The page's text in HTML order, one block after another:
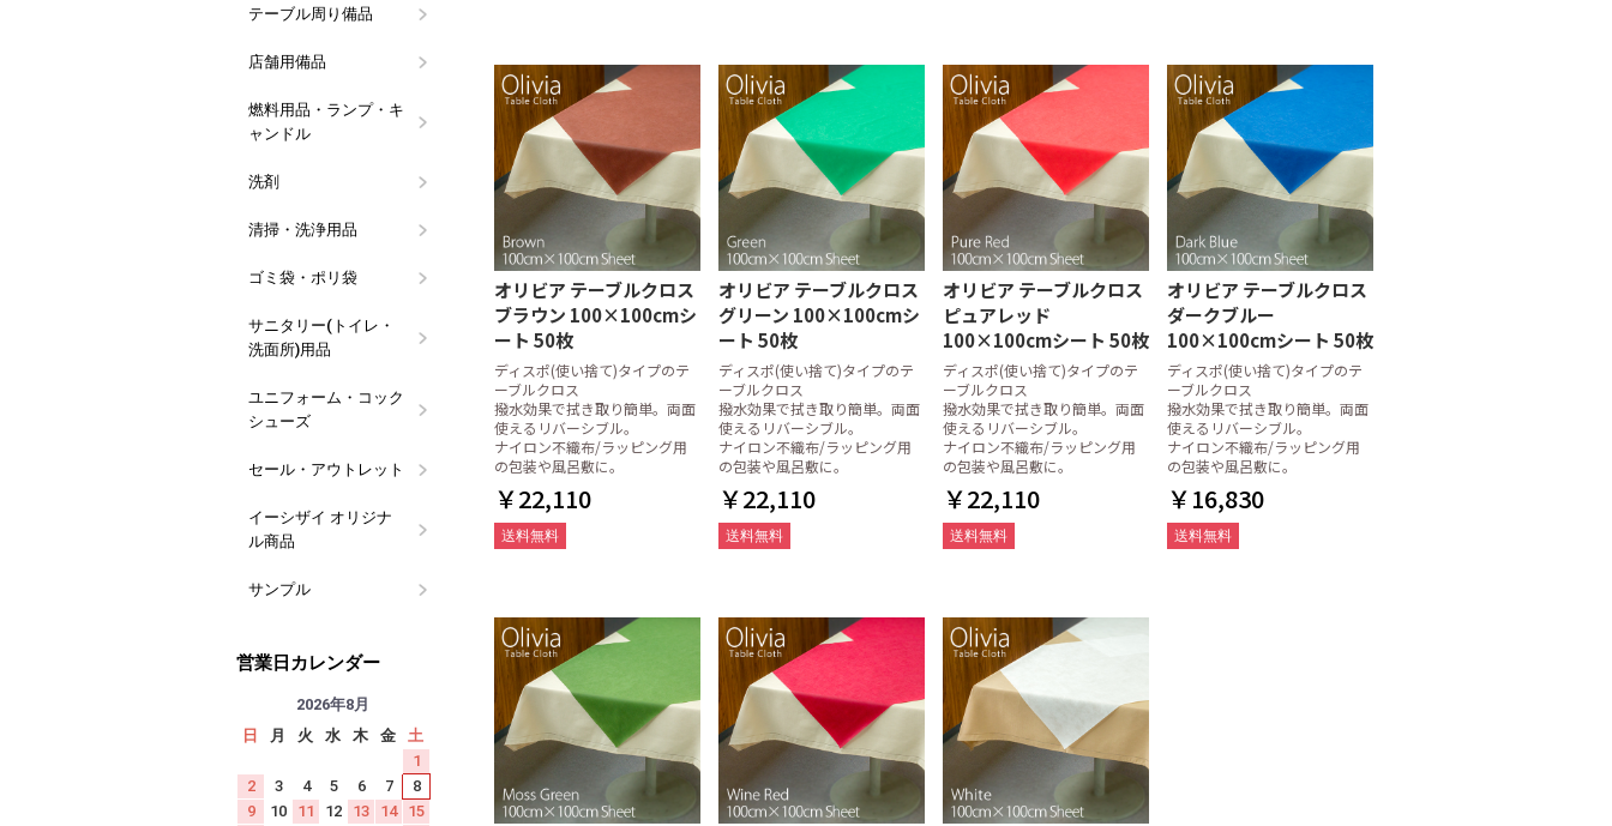
テーブル周り備品
店舗用備品 アロマディフューザー
防災用品 簡易トイレ
からだ拭き
その他店舗用備品 KASAケース
ロールポリ用器具
バッグケース・クロークバ
スケット
その他
燃料用品・ランプ・キ
ャンドル
カセットボンベ・カセット
コンロ
レインボーオイル
オイルランプ
キャンドル類 LEDライト
炭・炭用備品
火起こし・火消し壷・火バ
サミ
焼き網
固形燃料(カエン)・関連備
固形燃料少量パック販売
固形燃料ケース販売
固形燃料(カエン)用備品
ガスバーナー・着火用ライ
オイルランプセット
液体燃料(ヒートエース)・
関連備品
洗剤 食器用洗剤
食器洗浄機用洗剤 液体(リキッド)タイプ
粉末・固形タイプ
乾燥仕上剤(リンス剤)
油汚れ洗剤
除菌・漂白剤
アルコール製剤
厨房用アルコール(食品添加
物タイプ)
便座除菌用アルコール
手指用アルコール
衣料・バス用洗剤 液体洗濯洗剤
粉末洗濯洗剤
お風呂用洗剤
トイレ用洗剤
ハンドソープ
その他用途別洗剤 店舗用洗剤
ガラスクリーナー
パイプクリーナー
消臭剤
クレンザー
金属用洗剤・磨き
その他
ブランド(メーカー) 花王
ライオン
ニイタカ
サラヤ
ミツエイ
イースタイル
その他メーカー
つめかえ容器
イーシザイオリジナル洗剤
ウイルス対策 手指消毒用アルコール
エタノール製剤(60vol%以
上)
拭き取り・洗浄
空ボトル・スタンド他
清掃・洗浄用品 スポンジ類
張り合わせウレタンスポン
ネットスポンジ・ゴッシュ
たわし
不織布たわし
布たわし
パームたわし
金たわし
その他のたわし
カウンタークロス
ウエス・タオル
グリストラップ・廃油処理
その他 清掃・洗浄用品
ゴミ袋・ポリ袋 業務用100枚BOXタイプ 45リットル
70リットル
90リットル
10枚パックタイプ 20リットル
30リットル
45リットル
70リットル
90リットル
その他(80リットル/100リッ
トル以上)
その他のゴミ袋・ポリ袋
レジバッグ・ランチバッグ レジバッグ
HDポリ袋(紐付)
フクロール(ロールポリ袋)
サニタリー(トイレ・
洗面所)用品
ペーパータオル 中判 (レギュラー)
小判 (エコノミー)
大判
ペーパータオル・ティッシ
ュホルダー
中判 (レギュラー)
小判 (エコノミー)
中判小判兼用タイプ
トイレットペーパー
便座クリーナー・シートペ
パウダールームグッズ
ハンドソープ・手指用アル
ハンドソープ
手指用アルコール
トイレ掃除用品・備品 トイレクリーナーシート
トイレブラシ
トイレ用備品
トイレボール
サニタリーパック
トイレ用洗剤
マウスウォッシュ
マスク用品
ユニフォーム・コック
シューズ
コックシューズ
白衣・前掛
サンダル
セール・アウトレット 訳あり特価品
数量限定・在庫限り
イーシザイ オリジナ
ル商品
タオルウォーマー
おしぼり・タオル
おしぼりトレー・おしぼり
ポケットおしぼり スタンダード
全国送料無料
会計伝票・レジ周り品
割り箸・箸袋
ラップ・キッチンペーパー
ペーパータオル・ホルダー
台拭き・食器拭き
ストロー・楊枝・ナプキン
ポット・ピッチャー
食器用・食洗器用洗剤
漂白剤・除菌アルコール
ゴミ袋・サニタリー
その他の備品・消耗品
サンプル
営業日カレンダー
2026年8月
日
月 火 水 木 金
土
1
2
3 4 5 6 7
8
9
10 11 12 13 14
15
オリビア テーブルクロス
ブラウン 100×100cmシ
ート 50枚
ディスポ(使い捨て)タイプのテ
ーブルクロス
撥水効果で拭き取り簡単。両面
使えるリバーシブル。
ナイロン不織布/ラッピング用
の包装や風呂敷に。
￥22,110
送料無料
オリビア テーブルクロス
グリーン 100×100cmシ
ート 50枚
ディスポ(使い捨て)タイプのテ
ーブルクロス
撥水効果で拭き取り簡単。両面
使えるリバーシブル。
ナイロン不織布/ラッピング用
の包装や風呂敷に。
￥22,110
送料無料
オリビア テーブルクロス
ピュアレッド
100×100cmシート 50枚
ディスポ(使い捨て)タイプのテ
ーブルクロス
撥水効果で拭き取り簡単。両面
使えるリバーシブル。
ナイロン不織布/ラッピング用
の包装や風呂敷に。
￥22,110
送料無料
オリビア テーブルクロス
ダークブルー
100×100cmシート 50枚
ディスポ(使い捨て)タイプのテ
ーブルクロス
撥水効果で拭き取り簡単。両面
使えるリバーシブル。
ナイロン不織布/ラッピング用
の包装や風呂敷に。
￥16,830
送料無料